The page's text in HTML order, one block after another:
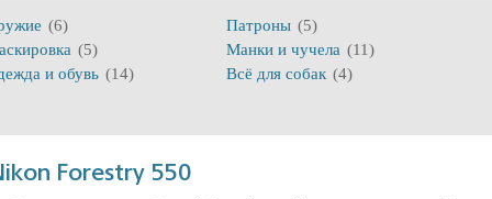
(6) Патроны (5)
(5) Манки и чучела (11)
и обувь (14) Всё для собак (4)
Forestry 550